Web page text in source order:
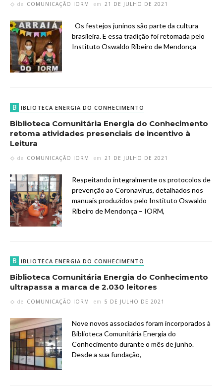
de COMUNICAÇÃO IORM em 21 DE JULHO DE 2021
Os festejos juninos são parte da cultura
brasileira. E essa tradição foi retomada pelo
Instituto Oswaldo Ribeiro de Mendonça
B IBLIOTECA ENERGIA DO CONHECIMENTO
Biblioteca Comunitária Energia do Conhecimento
retoma atividades presenciais de incentivo à
Leitura
de COMUNICAÇÃO IORM em 21 DE JULHO DE 2021
Respeitando integralmente os protocolos de
prevenção ao Coronavirus, detalhados nos
manuais produzidos pelo Instituto Oswaldo
Ribeiro de Mendonça – IORM,
B IBLIOTECA ENERGIA DO CONHECIMENTO
Biblioteca Comunitária Energia do Conhecimento
ultrapassa a marca de 2.030 leitores
de COMUNICAÇÃO IORM em 5 DE JULHO DE 2021
Nove novos associados foram incorporados à
Biblioteca Comunitária Energia do
Conhecimento durante o mês de junho.
Desde a sua fundação,